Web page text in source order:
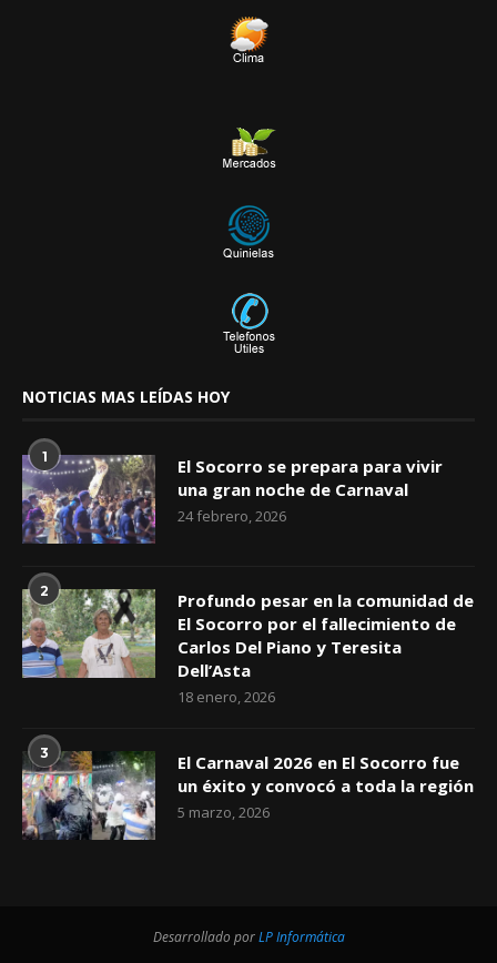
NOTICIAS MAS LEÍDAS HOY
1
El Socorro se prepara para vivir
una gran noche de Carnaval
24 febrero, 2026
2
Profundo pesar en la comunidad de
El Socorro por el fallecimiento de
Carlos Del Piano y Teresita
Dell’Asta
18 enero, 2026
3
El Carnaval 2026 en El Socorro fue
un éxito y convocó a toda la región
5 marzo, 2026
Desarrollado porLP Informática